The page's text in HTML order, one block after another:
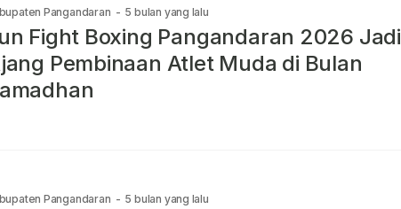
Pangandaran - 5 bulan yang lalu
Fight Boxing Pangandaran 2026 Jadi
Pembinaan Atlet Muda di Bulan
Pangandaran - 5 bulan yang lalu